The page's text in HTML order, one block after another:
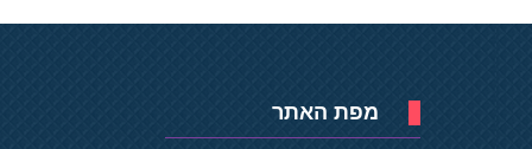
מפת האתר